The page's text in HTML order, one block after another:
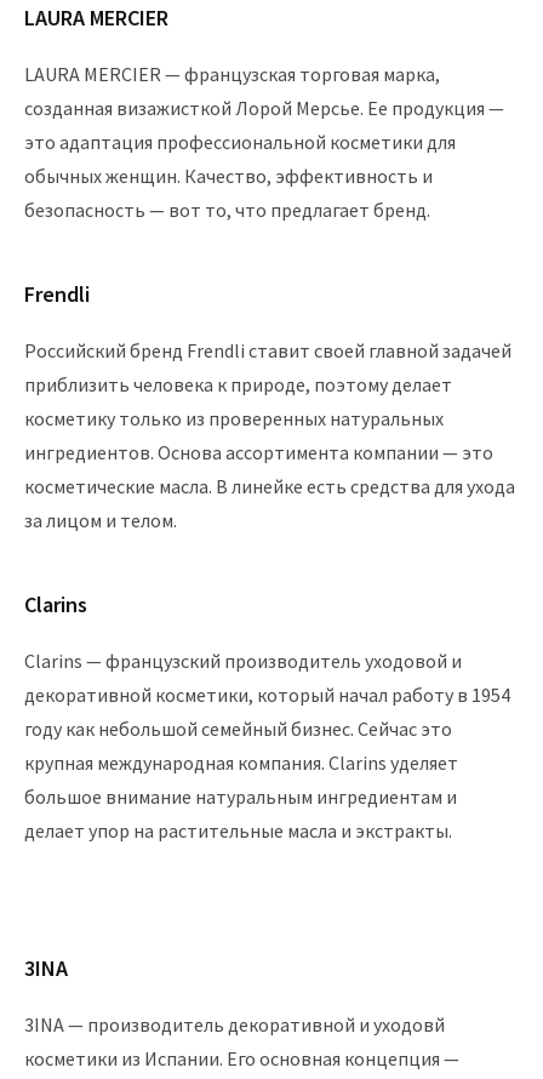
LAURA MERCIER
LAURA MERCIER — французская торговая марка,
созданная визажисткой Лорой Мерсье. Ее продукция —
это адаптация профессиональной косметики для
обычных женщин. Качество, эффективность и
безопасность — вот то, что предлагает бренд.
Frendli
Российский бренд Frendli ставит своей главной задачей
приблизить человека к природе, поэтому делает
косметику только из проверенных натуральных
ингредиентов. Основа ассортимента компании — это
косметические масла. В линейке есть средства для ухода
за лицом и телом.
Clarins
Clarins — французский производитель уходовой и
декоративной косметики, который начал работу в 1954
году как небольшой семейный бизнес. Сейчас это
крупная международная компания. Clarins уделяет
большое внимание натуральным ингредиентам и
делает упор на растительные масла и экстракты.
3INA
3INA — производитель декоративной и уходовй
косметики из Испании. Его основная концепция —